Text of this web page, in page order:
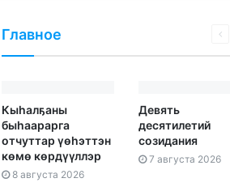
Главное
Кыһалҕаны
быһаарарга
отчуттар үөһэттэн
көмө көрдүүллэр
8 августа 2026
Девять
десятилетий
созидания
7 августа 2026